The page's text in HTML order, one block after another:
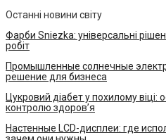
Останні новини світу
Фарби Sniezka: універсальні
робіт
Промышленные солнечные
решение для бизнеса
Цукровий діабет у похилому віці:
контролю здоров’я
Настенные LCD-дисплеи: где